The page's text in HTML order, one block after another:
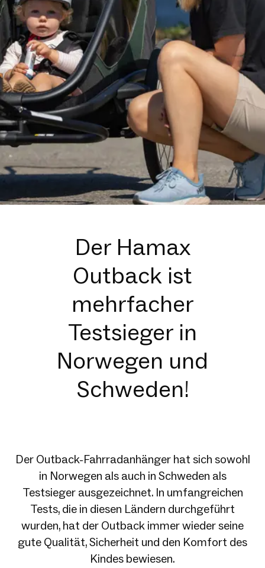
Der Hamax
Outback ist
mehrfacher
Testsieger in
Norwegen und
Schweden!
Der Outback-Fahrradanhänger hat sich sowohl
in Norwegen als auch in Schweden als
Testsieger ausgezeichnet. In umfangreichen
Tests, die in diesen Ländern durchgeführt
wurden, hat der Outback immer wieder seine
gute Qualität, Sicherheit und den Komfort des
Kindes bewiesen.